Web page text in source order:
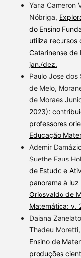
Yana Cameron
Nóbriga,
do Ensino
utiliza recursos
Catarinense de
jan./dez.
Paulo Jose dos
de Melo,
de Moraes
2023):
professores
Educação
Ademir
Suethe Faus
de Estudo e
panorama à luz
Oriosvaldo de
Matemática: v.
Daiana
Thadeu Moretti,
Ensino de
produções